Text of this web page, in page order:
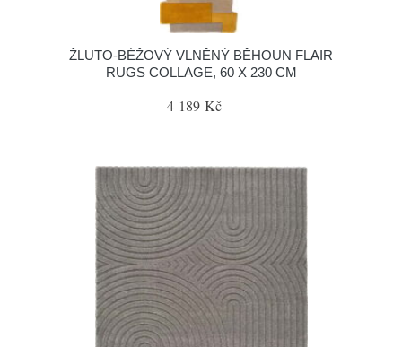
ŽLUTO-BÉŽOVÝ VLNĚNÝ BĚHOUN FLAIR
RUGS COLLAGE, 60 X 230 CM
4 189 Kč